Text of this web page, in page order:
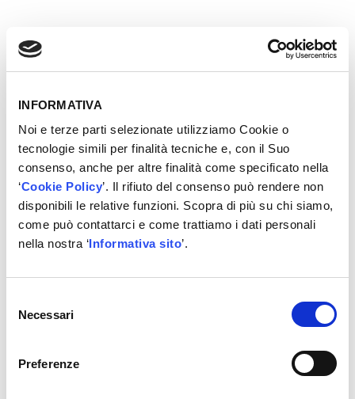
INFORMATIVA
Noi e terze parti selezionate utilizziamo Cookie o
tecnologie simili per finalità tecniche e, con il Suo
consenso, anche per altre finalità come specificato nella
‘Cookie Policy’. Il rifiuto del consenso può rendere non
disponibili le relative funzioni. Scopra di più su chi siamo,
come può contattarci e come trattiamo i dati personali
nella nostra ‘Informativa sito’.
delNecessari
Preferenze
ANTERIORE DESTRO AS-3153
– Ammortizzatore Eibach
– Gomma Continental® ContiTech
-> Disegno a lunga durata utilizzando materiali di